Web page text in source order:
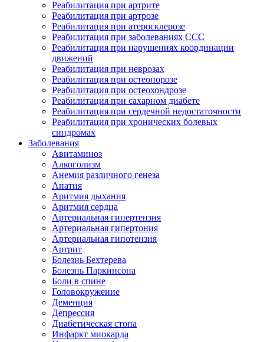
Реабилитация при артрите
Реабилитация при артрозе
Реабилитация при атеросклерозе
Реабилитация при заболеваниях ССС
Реабилитация при нарушениях координации
движений
Реабилитация при неврозах
Реабилитация при остеопорозе
Реабилитация при остеохондрозе
Реабилитация при сахарном диабете
Реабилитация при сердечной недостаточности
Реабилитация при хронических болевых
синдромах
Заболевания
Авитаминоз
Алкоголизм
Анемия различного генеза
Апатия
Аритмия дыхания
Аритмия сердца
Артериальная гипертензия
Артериальная гипертония
Артериальная гипотензия
Артрит
Болезнь Бехтерева
Болезнь Паркинсона
Боли в спине
Головокружение
Деменция
Депрессия
Диабетическая стопа
Инфаркт миокарда